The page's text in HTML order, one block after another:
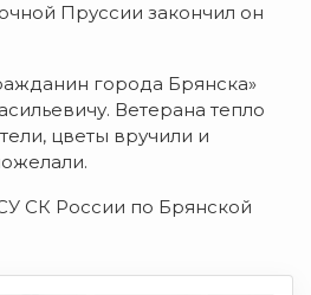
Пруссии закончил он
города Брянска»
Ветерана тепло
цветы вручили и
СК России по Брянской